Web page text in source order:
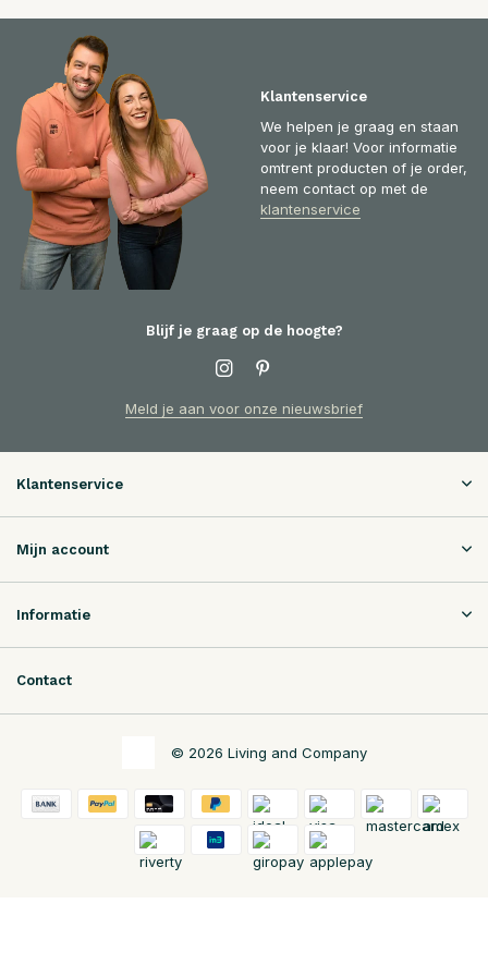
Klantenservice
We helpen je graag en staan
voor je klaar! Voor informatie
omtrent producten of je order,
neem contact op met de
klantenservice
Blijf je graag op de hoogte?
Meld je aan voor onze nieuwsbrief
Klantenservice
Mijn account
Informatie
Contact
© 2026 Living and Company